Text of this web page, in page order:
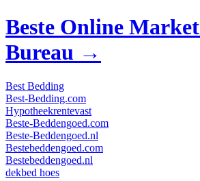
Beste Online
Bureau →
Best Bedding
Best-Bedding.com
Hypotheekrentevast
Beste-Beddengoed.com
Beste-Beddengoed.nl
Bestebeddengoed.com
Bestebeddengoed.nl
dekbed hoes